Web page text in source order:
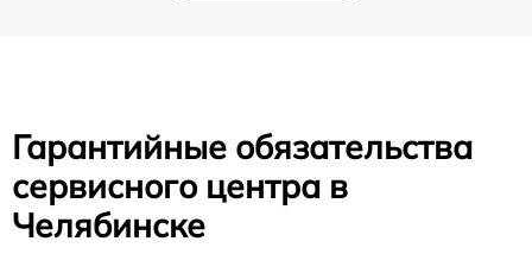
Гарантийные обязательства
сервисного центра в
Челябинске